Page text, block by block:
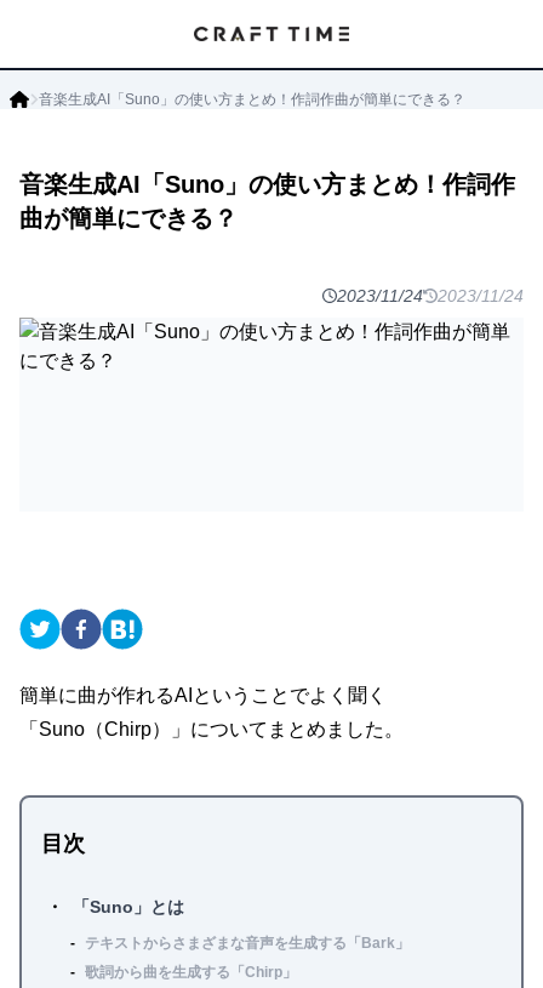
音楽生成AI「Suno」の使い方まとめ！作詞作曲が簡単にできる？
音楽生成AI「Suno」の使い方まとめ！作詞作
曲が簡単にできる？
2023/11/24 2023/11/24
簡単に曲が作れるAIということでよく聞く
「Suno（Chirp）」についてまとめました。
目次
「Suno」とは
テキストからさまざまな音声を生成する「Bark」
歌詞から曲を生成する「Chirp」